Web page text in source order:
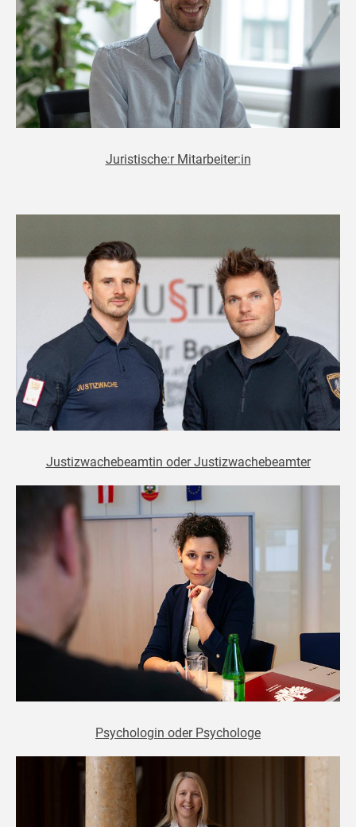
Juristische:r Mitarbeiter:in
Justizwachebeamtin oder Justizwachebeamter
Psychologin oder Psychologe